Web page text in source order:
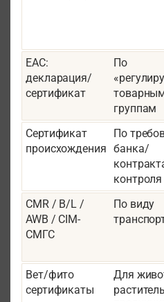
EAC:
декларация/
сертификат
По
группам
Сертификат
происхождения
По
банка/
контроля
CMR / B/L /
AWB / CIM-
СМГС
По виду
Вет/фито
сертификаты
Для